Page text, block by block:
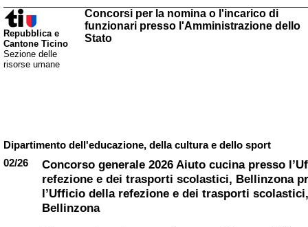
Repubblica e
Cantone Ticino
Sezione delle
risorse umane
Concorsi per la nomina o l'incarico di
funzionari presso l'Amministrazione dello
Stato
Dipartimento dell'educazione, della cultura e dello sport
02/26
Concorso generale 2026 Aiuto cucina presso
refezione e dei trasporti scolastici, Bellinzona
l’Ufficio della refezione e dei trasporti scolastici,
Bellinzona